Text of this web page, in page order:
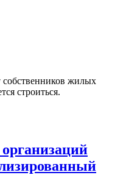
собственников жилых
строиться.